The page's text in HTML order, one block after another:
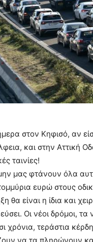
στον Κηφισό, αν
και στην Αττική
ταινίες!
μας φτάνουν όλα
ευρώ στους
θα είναι η ίδια και
Οι νέοι δρόμοι,
χρόνια, τεράστια